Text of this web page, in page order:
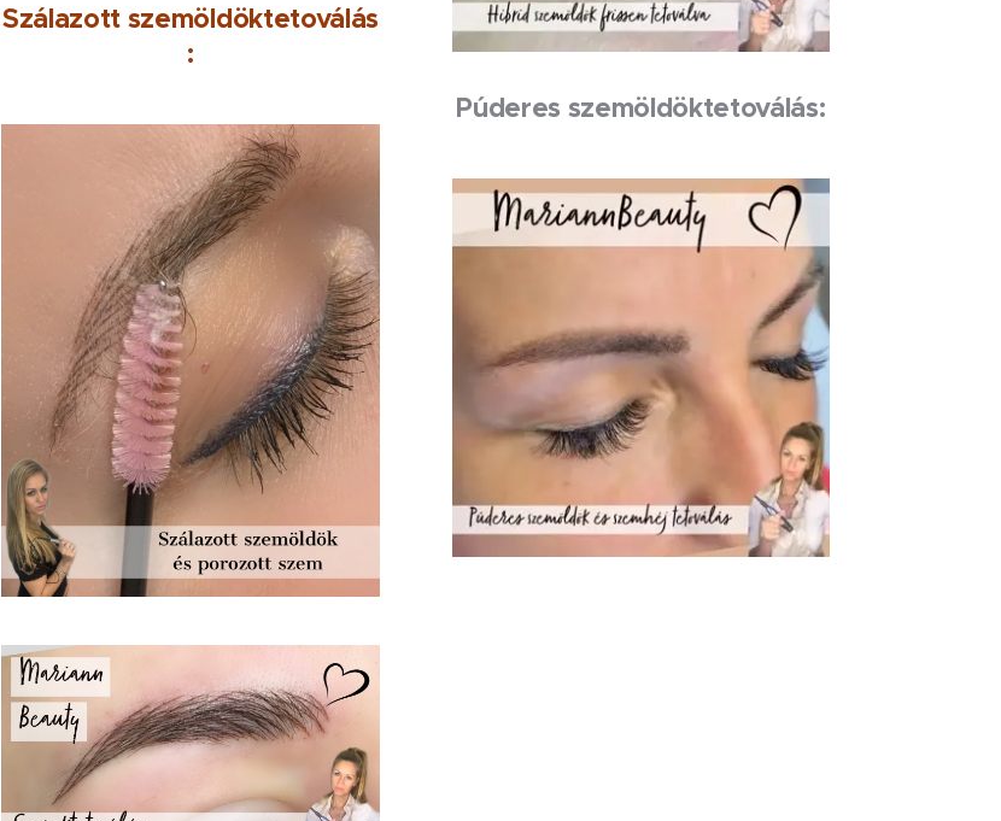
Szálazott szemöldöktetoválás
:
Púderes szemöldöktetoválás: